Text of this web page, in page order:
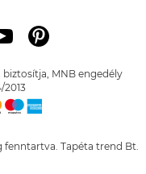
MNB engedély
2013
fenntartva. Tapéta trend Bt.